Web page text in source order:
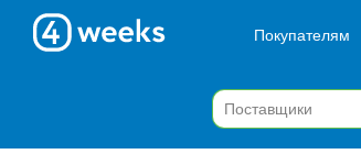
Покупателям